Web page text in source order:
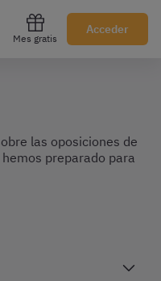
Mes gratis
Acceder
las oposiciones de
preparado para